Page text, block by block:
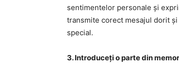
sentimentelor personale și
transmite corect mesajul dorit
special.
3. Introduceți o parte din